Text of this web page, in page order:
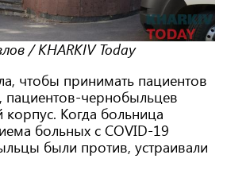
/ KHARKIV Today
чтобы принимать пациентов
чернобыльцев
корпус. Когда больница
больных с COVID-19
были против, устраивали